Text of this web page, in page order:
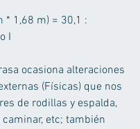
* 1,68 m) = 30,1 :
I
ocasiona alteraciones
(Físicas) que nos
de rodillas y espalda,
etc; también